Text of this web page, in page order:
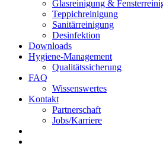
Glasreinigung &
Teppichreinigung
Sanitärreinigung
Desinfektion
Downloads
Hygiene-Management
Qualitätssicherung
FAQ
Wissenswertes
Kontakt
Partnerschaft
Jobs/Karriere